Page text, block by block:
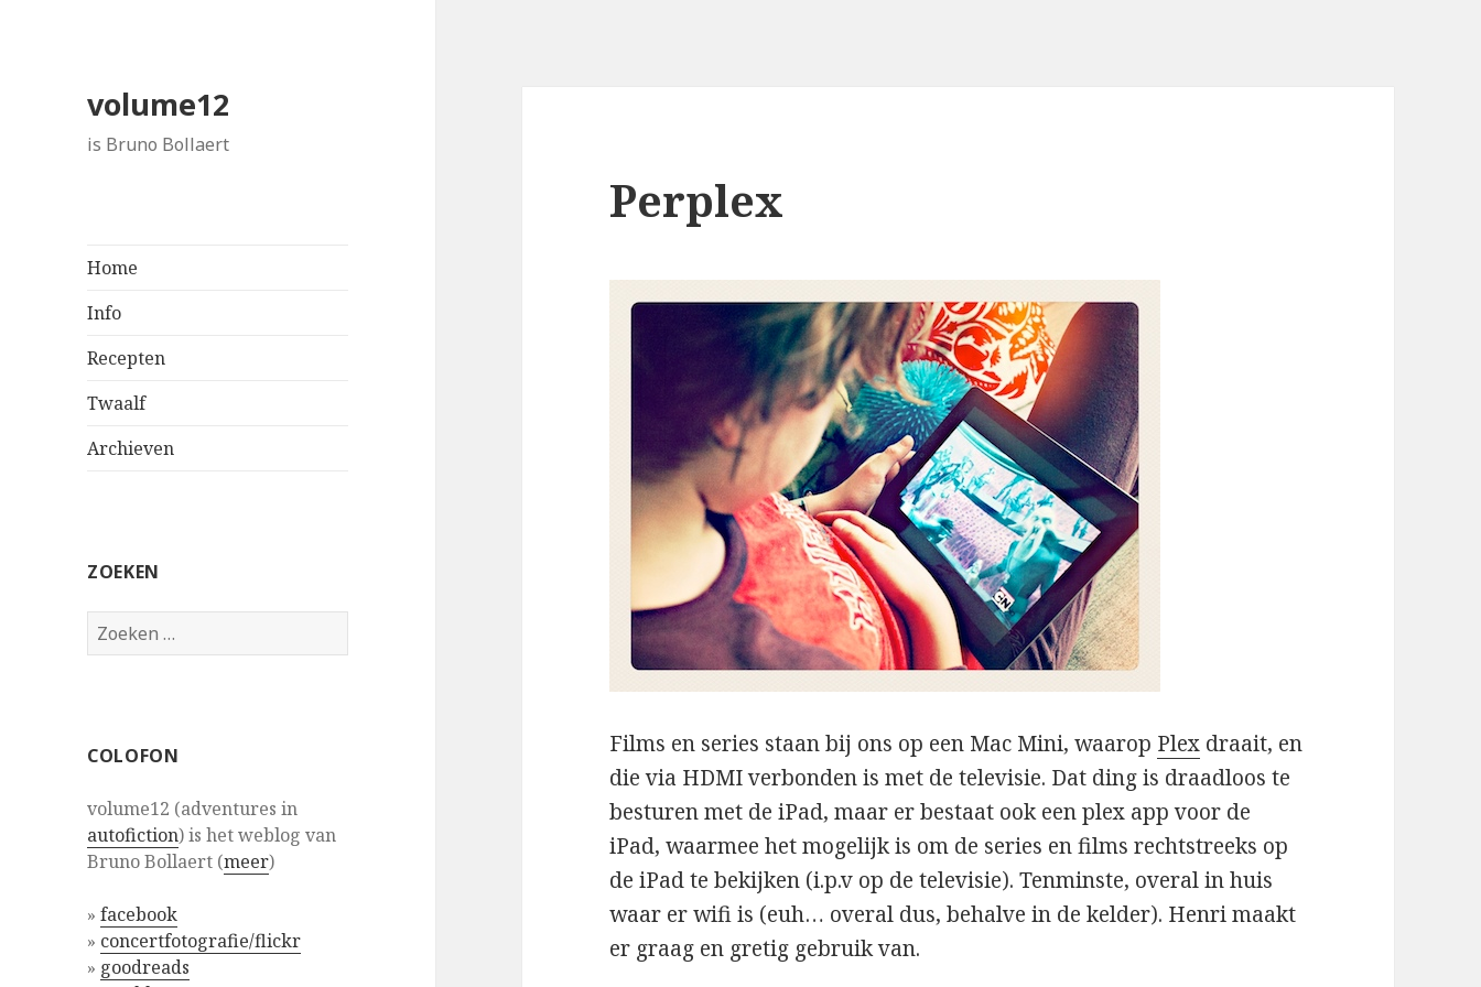
volume12
is Bruno Bollaert
Home
Info
Recepten
Twaalf
Archieven
ZOEKEN
Zoeken
naar:
COLOFON
volume12 (adventures in
autofiction) is het weblog van
Bruno Bollaert (meer)
»facebook
» concertfotografie/flickr
» goodreads
Perplex
Films en series staan bij ons op een Mac Mini, waarop Plex draait, en
die via HDMI verbonden is met de televisie. Dat ding is draadloos te
besturen met de iPad, maar er bestaat ook een plex app voor de
iPad, waarmee het mogelijk is om de series en films rechtstreeks op
de iPad te bekijken (i.p.v op de televisie). Tenminste, overal in huis
waar er wifi is (euh… overal dus, behalve in de kelder). Henri maakt
er graag en gretig gebruik van.